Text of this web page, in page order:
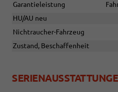
Garantieleistung
HU/AU neu
Nichtraucher-Fahrzeug
Zustand, Beschaffenheit